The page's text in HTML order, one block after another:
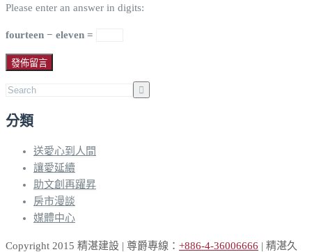
Please enter an answer in digits:
fourteen − eleven =
分類
送愛心到人間
讓愛延續
助文創再躍昇
房市漫談
媒體中心
Copyright 2015 精湛建設 | 尊爵專線： +886-4-36006666 | 精湛久